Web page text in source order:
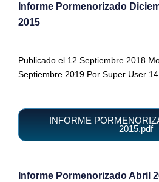
Informe Pormenorizado
2015
Publicado el 12 Septiembre 2018
Septiembre 2019 Por Super User
INFORME
2015.pdf
Informe Pormenorizado Abril